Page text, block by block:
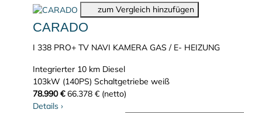
zum Vergleich hinzufügen
CARADO
I 338 PRO+ TV NAVI KAMERA GAS / E- HEIZUNG
Integrierter 10 km Diesel
103kW (140PS) Schaltgetriebe weiß
78.990 € 66.378 € (netto)
Details ›